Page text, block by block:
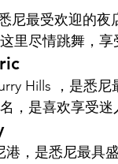
尼最受欢迎的
里尽情跳舞，
Hills ，是悉
，是喜欢享受
港，是悉尼最具